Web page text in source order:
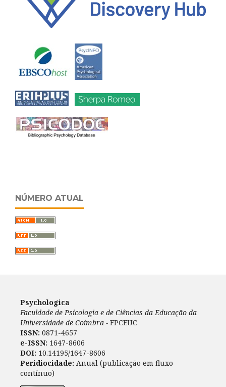
NÚMERO ATUAL
Psychologica
Faculdade de Psicologia e de Ciências da Educação da
Universidade de Coimbra - FPCEUC
ISSN: 0871-4657
e-ISSN: 1647-8606
DOI: 10.14195/1647-8606
Peridiocidade: Anual (publicação em fluxo
contínuo)